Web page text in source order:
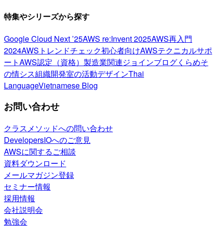
特集やシリーズから探す
Google Cloud Next ’25AWS re:Invent 2025AWS再入門
2024AWSトレンドチェック初心者向けAWSテクニカルサポ
ートAWS認定（資格） 製造業関連ジョインブログくらめそ
の情シス組織開発室の活動デザインThai
LanguageVietnamese Blog
お問い合わせ
クラスメソッドへの問い合わせ
DevelopersIOへのご意見
AWSに関するご相談
資料ダウンロード
メールマガジン登録
セミナー情報
採用情報
会社説明会
勉強会